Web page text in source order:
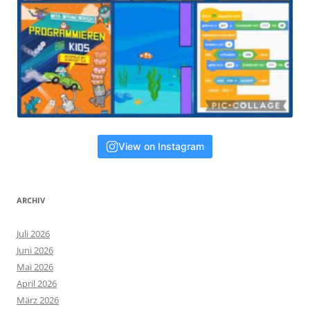
View on Instagram
ARCHIV
Juli 2026
Juni 2026
Mai 2026
April 2026
März 2026